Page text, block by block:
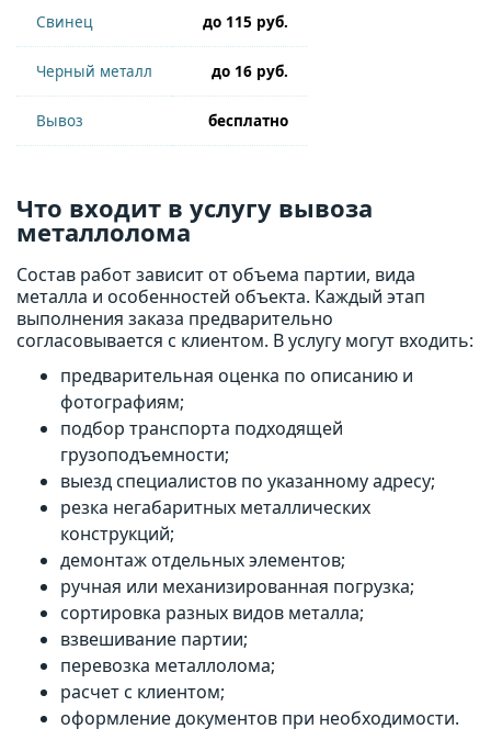
Свинец до 115 руб.
Черный металл до 16 руб.
Вывоз бесплатно
Что входит в услугу вывоза
металлолома
Состав работ зависит от объема партии, вида
металла и особенностей объекта. Каждый этап
выполнения заказа предварительно
согласовывается с клиентом. В услугу могут входить:
предварительная оценка по описанию и
фотографиям;
подбор транспорта подходящей
грузоподъемности;
выезд специалистов по указанному адресу;
резка негабаритных металлических
конструкций;
демонтаж отдельных элементов;
ручная или механизированная погрузка;
сортировка разных видов металла;
взвешивание партии;
перевозка металлолома;
расчет с клиентом;
оформление документов при необходимости.